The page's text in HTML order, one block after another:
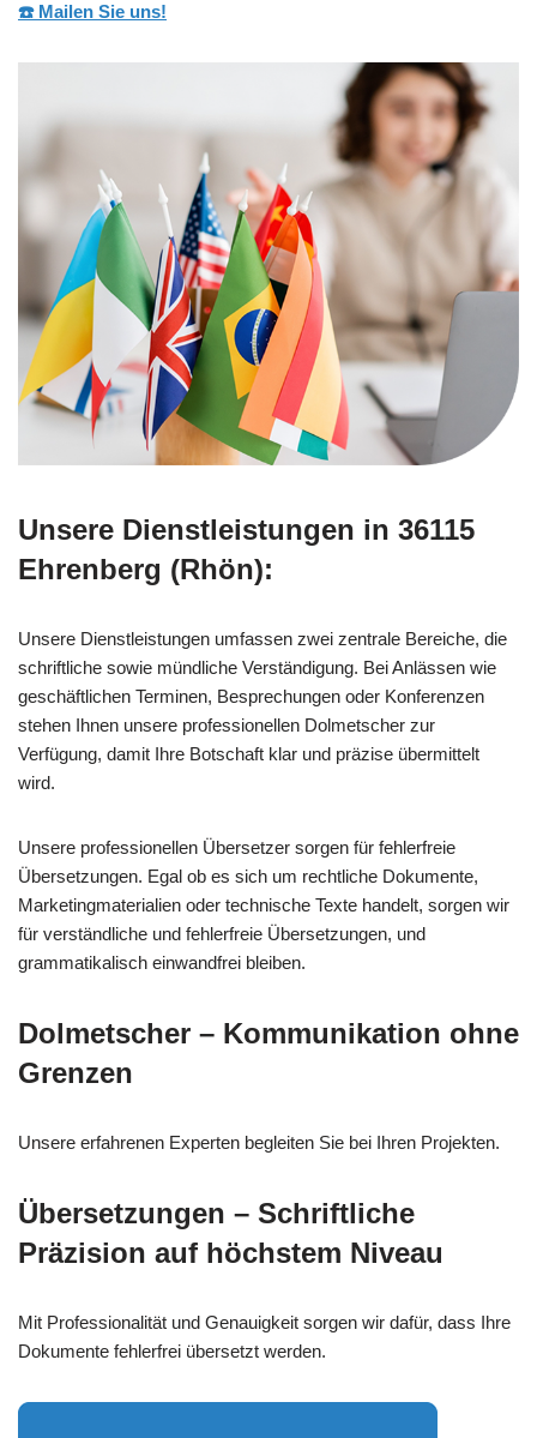
☎️ Mailen Sie uns!
Unsere Dienstleistungen in 36115
Ehrenberg (Rhön):
Unsere Dienstleistungen umfassen zwei zentrale Bereiche, die
schriftliche sowie mündliche Verständigung. Bei Anlässen wie
geschäftlichen Terminen, Besprechungen oder Konferenzen
stehen Ihnen unsere professionellen Dolmetscher zur
Verfügung, damit Ihre Botschaft klar und präzise übermittelt
wird.
Unsere professionellen Übersetzer sorgen für fehlerfreie
Übersetzungen. Egal ob es sich um rechtliche Dokumente,
Marketingmaterialien oder technische Texte handelt, sorgen wir
für verständliche und fehlerfreie Übersetzungen, und
grammatikalisch einwandfrei bleiben.
Dolmetscher – Kommunikation ohne
Grenzen
Unsere erfahrenen Experten begleiten Sie bei Ihren Projekten.
Übersetzungen – Schriftliche
Präzision auf höchstem Niveau
Mit Professionalität und Genauigkeit sorgen wir dafür, dass Ihre
Dokumente fehlerfrei übersetzt werden.